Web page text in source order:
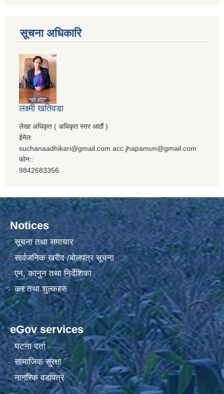
सूचना अधिकारि
लक्ष्मी खतिवडा
लेखा अधिकृत ( अधिकृत स्तर आठौं )
ईमेल:
suchanaadhikari@gmail.com acc.jhapamun@gmail.com
फोन::
9842683356
Notices
सूचना तथा समाचार
सार्वजनिक खरीद /बोलपत्र सूचना
एन, कानुन तथा निर्देशिका
कर तथा शुल्कहरु
eGov services
घटना दर्ता
सामाजिक सुरक्षा
नागरिक वडापत्र